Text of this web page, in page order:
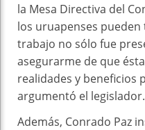
la Mesa Directiva del
los uruapenses
trabajo no sólo fue
asegurarme de que
realidades y beneficios
argumentó el legislador.
Además, Conrado Paz